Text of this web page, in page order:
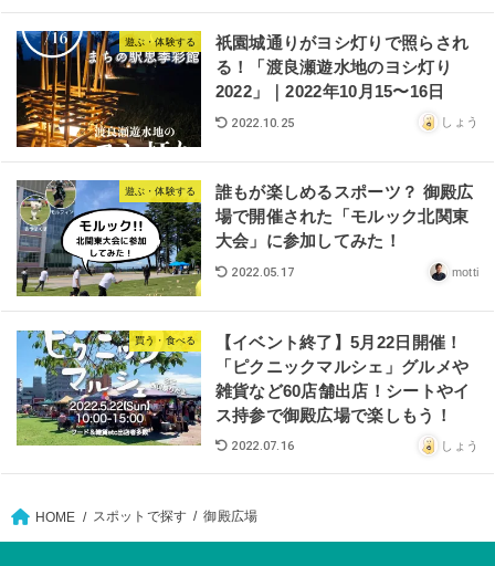
遊ぶ・体験する
祇園城通りがヨシ灯りで照らされ
る！「渡良瀬遊水地のヨシ灯り
2022」｜2022年10月15〜16日
2022.10.25 しょう
遊ぶ・体験する
誰もが楽しめるスポーツ？ 御殿広
場で開催された「モルック北関東
大会」に参加してみた！
2022.05.17 motti
買う・食べる
【イベント終了】5月22日開催！
「ピクニックマルシェ」グルメや
雑貨など60店舗出店！シートやイ
ス持参で御殿広場で楽しもう！
2022.07.16 しょう
HOME スポットで探す 御殿広場